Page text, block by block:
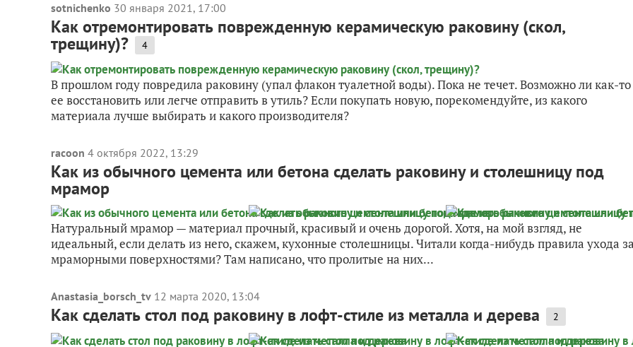
sotnichenko 30 января 2021, 17:00
Как отремонтировать поврежденную керамическую раковину (скол,
трещину)? 4
В прошлом году повредила раковину (упал флакон туалетной воды). Пока не течет. Возможно ли как-то
ее восстановить или легче отправить в утиль? Если покупать новую, порекомендуйте, из какого
материала лучше выбирать и какого производителя?
racoon 4 октября 2022, 13:29
Как из обычного цемента или бетона сделать раковину и столешницу под
мрамор
Натуральный мрамор — материал прочный, красивый и очень дорогой. Хотя, на мой взгляд, не
идеальный, если делать из него, скажем, кухонные столешницы. Читали когда-нибудь правила ухода
мраморными поверхностями? Там написано, что пролитые на них...
Anastasia_borsch_tv 12 марта 2020, 13:04
Как сделать стол под раковину в лофт-стиле из металла и дерева 2